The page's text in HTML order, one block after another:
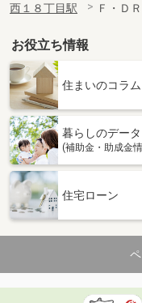
西１８丁目駅
Ｆ・Ｄ
お役立ち情報
住まいのコラム
暮らしのデータ
(補助金・助成金
住宅ローン